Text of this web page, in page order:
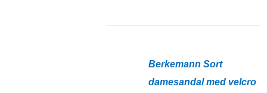
Berkemann Sort
damesandal med velcro